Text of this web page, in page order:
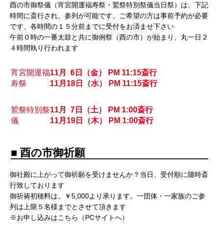
酉の市御祭儀（宵宮開運福寿祭・鷲祭特別祭儀当日祭）は、下記
時間に斎行され、参列が可能です。ご希望の方は事前予約が必要
です、各時間の１５分前までに受付をお済ませ下さい
午前０時の一番太鼓と共に御例祭（酉の市）が始まり、丸一日２
４時間執り行われます
宵宮開運福
寿祭
11月 6日（金） PM 11:15斎行
11月18日（水） PM 11:15斎行
鷲祭特別祭
儀
11月 7日（土） PM 1:00斎行
11月19日（木） PM 1:00斎行
■ 酉の市御祈願
御社殿に上がって御祈願を受けませんか？当日、受付順に随時斎
行致しております
御祈祷初穂料は、￥5,000より承ります。一団体・一家族のご参
列は上限５名様までとさせて頂きます
※お申し込みはこちら（PCサイトへ）